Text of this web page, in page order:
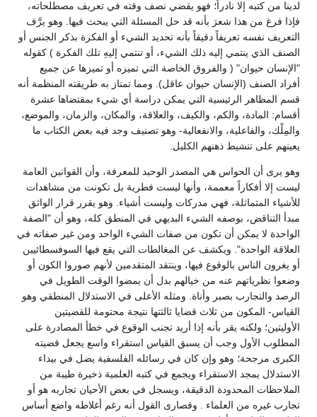
لدينا من كتبه إلا نادراً؛ فهو يقضي نصف وقته في تعريف مصطلحاته،
فإذا فرغ من هذا شعرَ بأنه قد حل المسئلة التي يبحث فيها. وهو يرَّف
التعريف نفسه تعريفاً دقيقاً بأنه تحديد الشيء أو الفكرة بذكر الجنس أو
الصنف الذي ينتمي إليه ذلك الشيء، أو تنتمي إليهِ تلك الفكرة ) كقوله
"الإنسان حيوان" ( والفروق الخاصة التي تميزه أو تميزها عن جميع
أفراد الصنف (الإنسان حيوان عاقل). ومما تمتاز به طريقته المنظمة أنه
قسم المظاهر الرئيسية التي يمكن دراسة أي شيء بمقتضاها عشرة
أقسام: المادة، والكم، والكيف، والعلاقة، والمكان، والزمان، والموضع،
والمِلْك، والفاعلية، والانفعالية- وهو تصنيف وجد فيه بعض الكتاب ما
يعينهم على تنشيط ذهنهم الكليل.
وهو يرى أن الحواس هي المصدر الوحيد للمعرفة، وأن القوانين العامة
ليست إلا أفكاراً معممة، وأنها ليست فطرية بل تكونت من مشاهدات
للأشياء المتماثلة، فهي مدركات وليست أشياء. وهو يقرر قرار الواثق
مبدأ التناقض، بوصفه الشيء البديهي في المنطق كله، وهو أن "الصفة
الواحدة لا يمكن أن تكون من صفات الشيء الواحد ومن غير صفاته في
العلاقة الواحدة". ويكشف عن المغالطات التي يقع فيها السوفسطائيين
أو يغرون الناس بالوقوع فيها، وينتقد المتقدمين لأنهم صوروا الكون أو
وضعوا نظرياتهم عنه من خيالهم بدل أن يمضوا الوقت الطويل في
الرصد والتجارب بصبر وأناة. ومثله الأعلى في الاستدلال المنطقي وهو
القياس- المكون من ثلاث قضايا ثالثتها نتيجة محتومة للقضيتين
الأوليتين؛ ولكنه يقر بأنه إذا أريد تجنب الوقوع في خطأ المصادرة على
المطلوب الأول وجب أن يسبق القياس استقراء واسع يجعل قضيته
الكبرى مرجحة؛ وهو وإن كان في رسائله الفلسفية يضل في بيداء
الاستدلال يمجد الاستقراء ويجمع في كتبه العلمية ذخيرة طيبة من
الملاحظات المحدودة الدقيقة، ويسجل في بعض الأحيان تجاربه هو أو
تجارب غيره من العلماء . وقصارى القول أنه رغم أغلاطه واضع أساس